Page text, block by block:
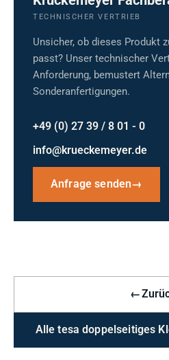
TECHNISCHER VERTRIEB
Unsicher, ob dieses Produkt
passt? Unser technischer
Anforderung, bemustert
Sonderanfertigungen.
+49 (0) 27 39 / 8 01 - 0
info@krueckemeyer.de
Anfrage senden→
←
Alle tesa doppelseitiges